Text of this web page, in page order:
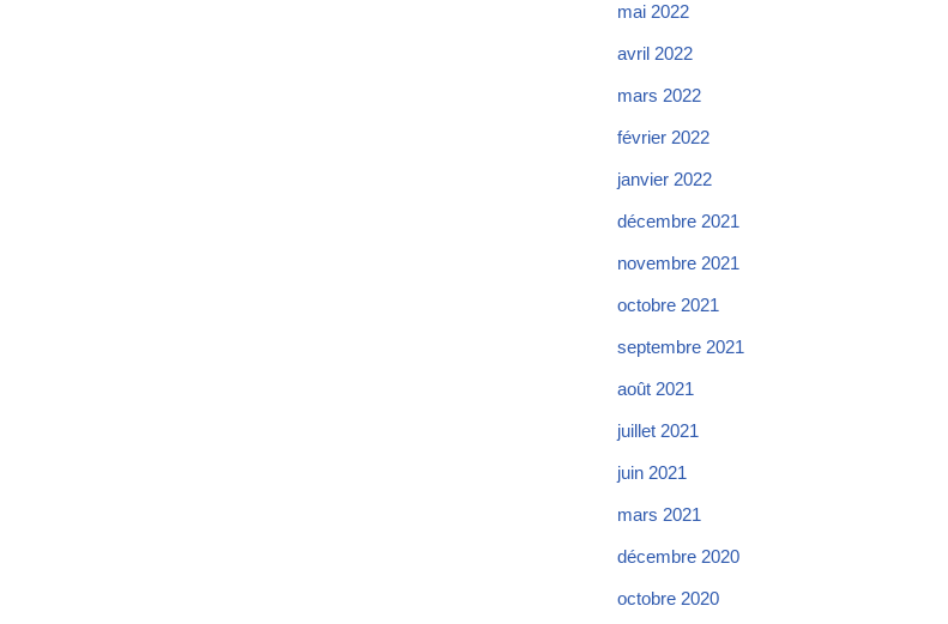
mai 2022
avril 2022
mars 2022
février 2022
janvier 2022
décembre 2021
novembre 2021
octobre 2021
septembre 2021
août 2021
juillet 2021
juin 2021
mars 2021
décembre 2020
octobre 2020